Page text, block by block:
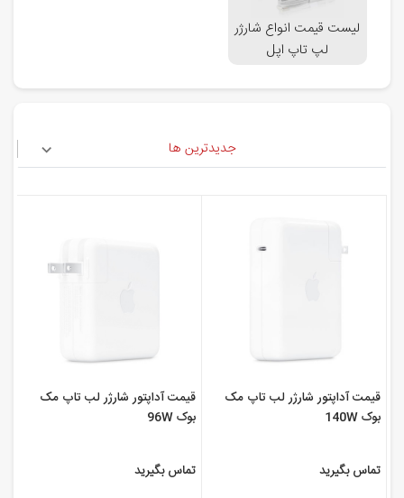
لیست قیمت انواع شارژر
لپ تاپ اپل
جدیدترین ها
قیمت آداپتور شارژر لب تاپ مک
بوک 140W
تماس بگیرید
قیمت آداپتور شارژر لب تاپ مک
بوک 96W
تماس بگیرید